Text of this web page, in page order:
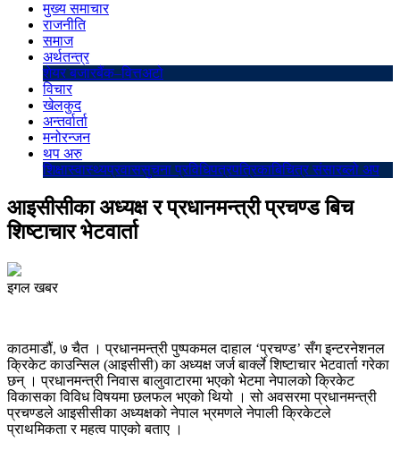
मुख्य समाचार
राजनीति
समाज
अर्थतन्त्र
शेयर बजारबैंक–वित्तअटो
विचार
खेलकुद
अन्तर्वार्ता
मनोरन्जन
थप अरु
शिक्षास्वास्थ्यप्रवाससुचना प्रविधिपत्रपत्रिकाबिचित्र संसारब्लो अप
आइसीसीका अध्यक्ष र प्रधानमन्त्री प्रचण्ड बिच
शिष्टाचार भेटवार्ता
इगल खबर
काठमाडौं, ७ चैत । प्रधानमन्त्री पुष्पकमल दाहाल ‘प्रचण्ड’ सँग इन्टरनेशनल
क्रिकेट काउन्सिल (आइसीसी) का अध्यक्ष जर्ज बार्क्ले शिष्टाचार भेटवार्ता गरेका
छन् । प्रधानमन्त्री निवास बालुवाटारमा भएको भेटमा नेपालको क्रिकेट
विकासका विविध विषयमा छलफल भएको थियो । सो अवसरमा प्रधानमन्त्री
प्रचण्डले आइसीसीका अध्यक्षको नेपाल भ्रमणले नेपाली क्रिकेटले
प्राथमिकता र महत्व पाएको बताए ।